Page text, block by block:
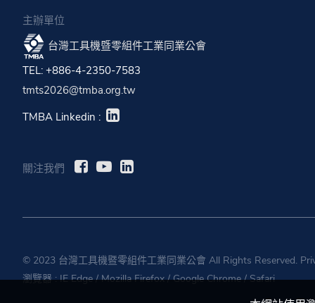
主辦單位
台灣工具機暨零組件工業同業公會
TEL: +886-4-2350-7583
tmts2026@tmba.org.tw
TMBA Linkedin :
關注我們
© 2023 台灣工具機暨零組件工業同業公會 All Rights Reserved.
瀏覽器 :IE Edge/Mozilla Firefox/Google Chrome/Safari